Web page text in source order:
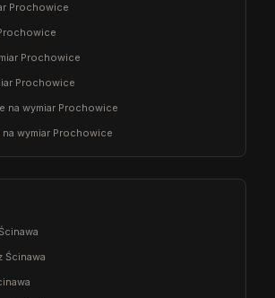
Prochowice
Prochowice
Prochowice
na wymiar Prochowice
wymiar Prochowice
Ścinawa